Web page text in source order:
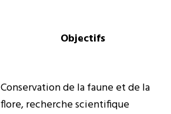
Objectifs
Conservation de la faune et de la
flore, recherche scientifique